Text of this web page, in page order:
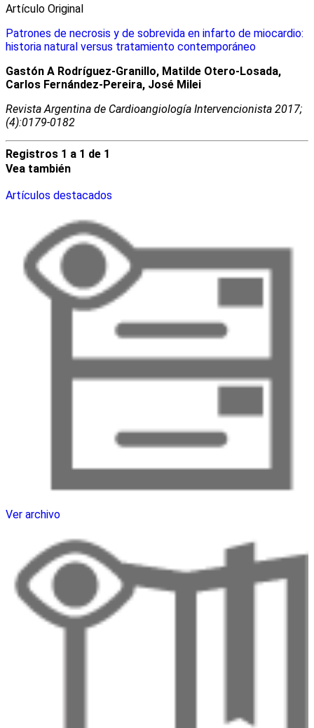
Artículo Original
Patrones de necrosis y de sobrevida en infarto de miocardio:
historia natural versus tratamiento contemporáneo
Gastón A Rodríguez-Granillo, Matilde Otero-Losada,
Carlos Fernández-Pereira, José Milei
Revista Argentina de Cardioangiologí­a Intervencionista 2017;
(4):0179-0182
Registros 1 a 1 de 1
Vea también
Artículos destacados
Ver archivo